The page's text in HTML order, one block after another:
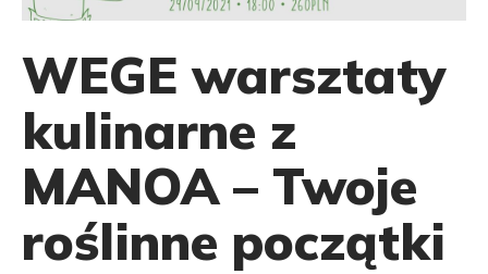
WEGE warsztaty
kulinarne z
MANOA – Twoje
roślinne początki